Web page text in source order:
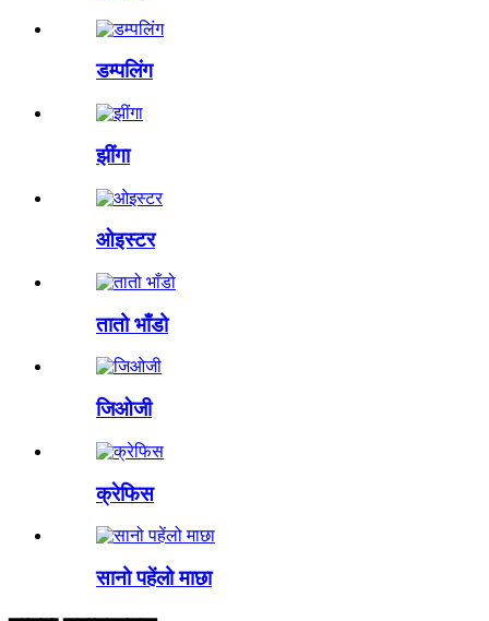
डम्पलिंग
झींगा
ओइस्टर
तातो भाँडो
जिओजी
क्रेफिस
सानो पहेंलो माछा